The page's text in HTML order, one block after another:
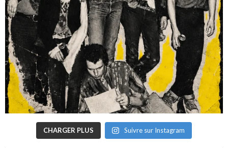
CHARGER PLUS Suivre sur Instagram